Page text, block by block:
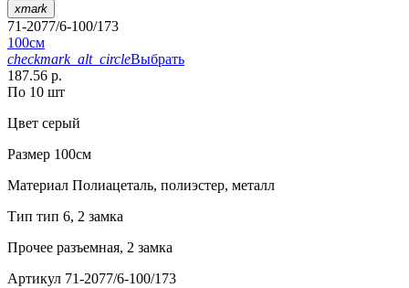
xmark
71-2077/6-100/173
100см
checkmark_alt_circleВыбрать
187.56 р.
По 10 шт
Цвет серый
Размер 100см
Материал Полиацеталь, полиэстер, металл
Тип тип 6, 2 замка
Прочее разъемная, 2 замка
Артикул 71-2077/6-100/173